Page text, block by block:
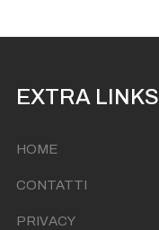
EXTRA LINKS
HOME
CONTATTI
PRIVACY